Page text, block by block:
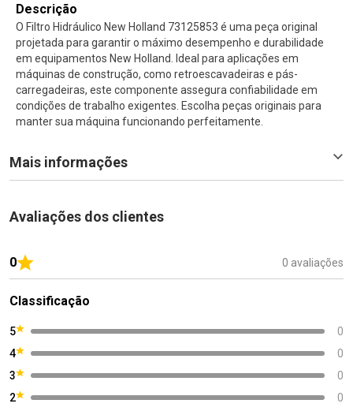
Descrição
O Filtro Hidráulico New Holland 73125853 é uma peça original
projetada para garantir o máximo desempenho e durabilidade
em equipamentos New Holland. Ideal para aplicações em
máquinas de construção, como retroescavadeiras e pás-
carregadeiras, este componente assegura confiabilidade em
condições de trabalho exigentes. Escolha peças originais para
manter sua máquina funcionando perfeitamente.
Mais informações
Avaliações dos clientes
0 0 avaliações
Classificação
5
0
4
0
3
0
2
0